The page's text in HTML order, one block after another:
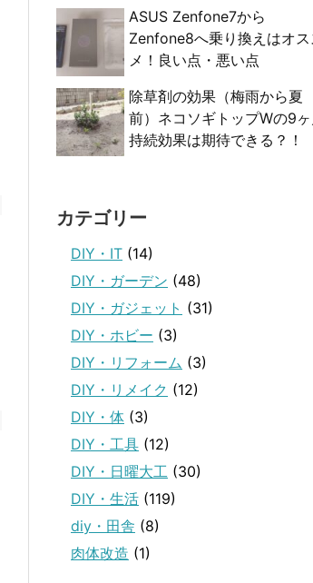
ASUS Zenfone7から
Zenfone8へ乗り換えはオス
メ！良い点・悪い点
除草剤の効果（梅雨から夏
前）ネコソギトップWの9ヶ
持続効果は期待できる？！
カテゴリー
DIY・IT (14)
DIY・ガーデン (48)
DIY・ガジェット (31)
DIY・ホビー (3)
DIY・リフォーム (3)
DIY・リメイク (12)
DIY・体 (3)
DIY・工具 (12)
DIY・日曜大工 (30)
DIY・生活 (119)
diy・田舎 (8)
肉体改造 (1)